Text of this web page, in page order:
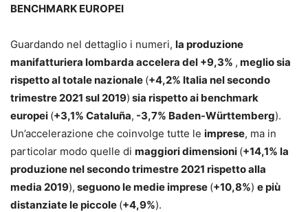
BENCHMARK EUROPEI
Guardando nel dettaglio i numeri, la produzione
manifatturiera lombarda accelera del +9,3% , meglio sia
rispetto al totale nazionale (+4,2% Italia nel secondo
trimestre 2021 sul 2019) sia rispetto ai benchmark
europei (+3,1% Cataluña, -3,7% Baden-Württemberg).
Un’accelerazione che coinvolge tutte le imprese, ma in
particolar modo quelle di maggiori dimensioni (+14,1% la
produzione nel secondo trimestre 2021 rispetto alla
media 2019), seguono le medie imprese (+10,8%) e più
distanziate le piccole (+4,9%).